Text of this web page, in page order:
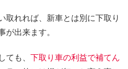
取れれば、新車とは別に下取り
が出来ます。
ても、 下取り車の利益で補てん